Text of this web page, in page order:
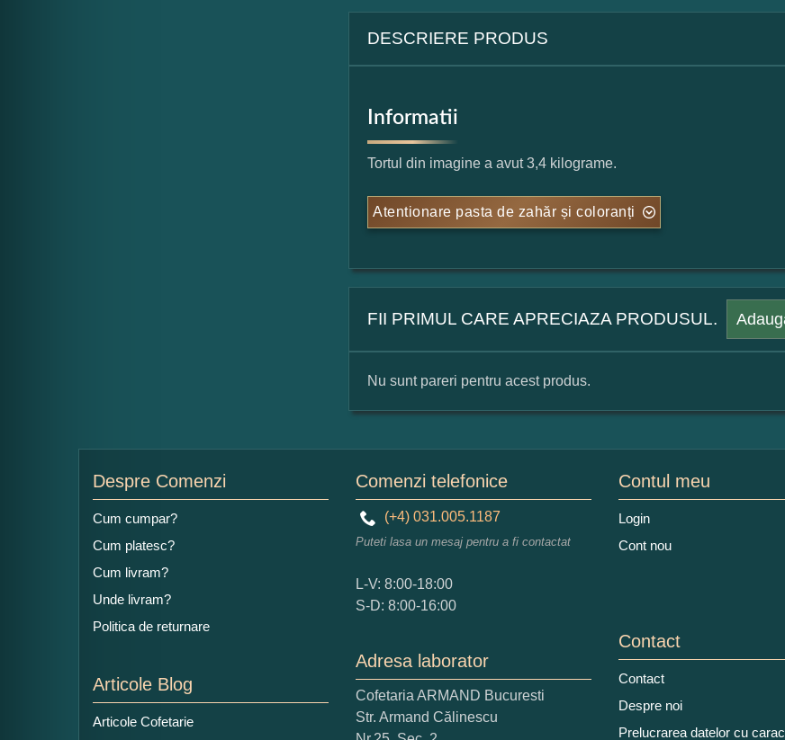
DESCRIERE PRODUS
Informatii
Tortul din imagine a avut 3,4 kilograme.
Atentionare pasta de zahăr și coloranți
FII PRIMUL CARE APRECIAZA PRODUSUL.
Numele dumneavoastra:
Adaugati o parere despre acest produs:
Ce nota acordati acestui produs?
1 2 3
Nu sunt pareri pentru acest produs.
Despre Comenzi
Cum cumpar?
Cum platesc?
Cum livram?
Unde livram?
Politica de returnare
Articole Blog
Articole Cofetarie
Comenzi telefonice
(+4) 031.005.1187
Puteti lasa un mesaj pentru a fi contactat
L-V: 8:00-18:00
S-D: 8:00-16:00
Adresa laborator
Cofetaria ARMAND Bucuresti
Str. Armand Călinescu
Contul meu
Login
Cont nou
Contact
Contact
Despre noi
Prelucrarea datelor cu